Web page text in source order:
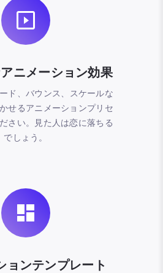
ニメーション効果
ド、バウンス、スケールな
せるアニメーションプリセ
さい。見た人は恋に落ちる
でしょう。
ョンテンプレート